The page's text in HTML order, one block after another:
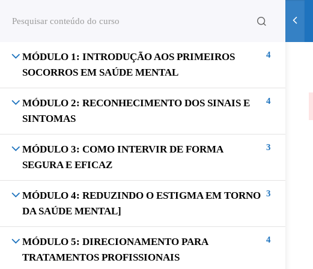
MÓDULO 1: INTRODUÇÃO AOS PRIMEIROS
SOCORROS EM SAÚDE MENTAL
4
MÓDULO 2: RECONHECIMENTO DOS SINAIS E
SINTOMAS
4
MÓDULO 3: COMO INTERVIR DE FORMA
SEGURA E EFICAZ
3
MÓDULO 4: REDUZINDO O ESTIGMA EM TORNO
DA SAÚDE MENTAL]
3
MÓDULO 5: DIRECIONAMENTO PARA
TRATAMENTOS PROFISSIONAIS
4
Todos os direitos Reservados © S2 TREINAMENTOS